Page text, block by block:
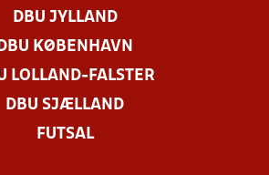
DBU JYLLAND
DBU KØBENHAVN
LOLLAND-FALSTER
DBU SJÆLLAND
FUTSAL